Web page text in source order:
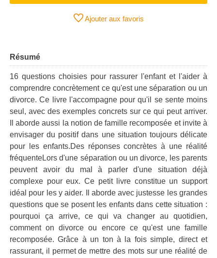
Ajouter aux favoris
Résumé
16 questions choisies pour rassurer l'enfant et l'aider à
comprendre concrètement ce qu'est une séparation ou un
divorce. Ce livre l'accompagne pour qu'il se sente moins
seul, avec des exemples concrets sur ce qui peut arriver.
Il aborde aussi la notion de famille recomposée et invite à
envisager du positif dans une situation toujours délicate
pour les enfants.Des réponses concrètes à une réalité
fréquenteLors d'une séparation ou un divorce, les parents
peuvent avoir du mal à parler d'une situation déjà
complexe pour eux. Ce petit livre constitue un support
idéal pour les y aider. Il aborde avec justesse les grandes
questions que se posent les enfants dans cette situation :
pourquoi ça arrive, ce qui va changer au quotidien,
comment on divorce ou encore ce qu'est une famille
recomposée. Grâce à un ton à la fois simple, direct et
rassurant, il permet de mettre des mots sur une réalité de